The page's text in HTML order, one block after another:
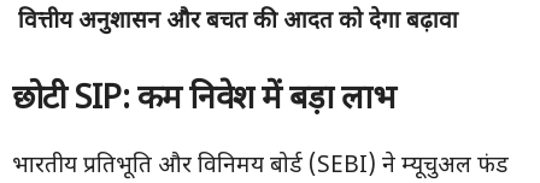
वित्तीय अनुशासन और बचत की आदत को देगा बढ़ावा
छोटीSIP: कम निवेश में बड़ा लाभ
भारतीय प्रतिभूति और विनिमय बोर्ड (SEBI) ने म्यूचुअल फंड